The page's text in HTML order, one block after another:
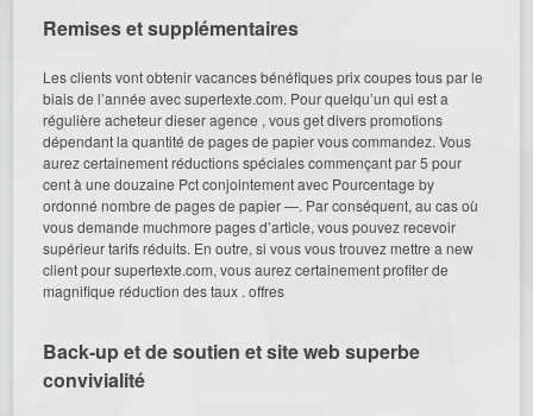
Remises et supplémentaires
Les clients vont obtenir vacances bénéfiques prix coupes tous par le
biais de l’année avec supertexte.com. Pour quelqu’un qui est a
régulière acheteur dieser agence , vous get divers promotions
dépendant la quantité de pages de papier vous commandez. Vous
aurez certainement réductions spéciales commençant par 5 pour
cent à une douzaine Pct conjointement avec Pourcentage by
ordonné nombre de pages de papier —. Par conséquent, au cas où
vous demande muchmore pages d’article, vous pouvez recevoir
supérieur tarifs réduits. En outre, si vous vous trouvez mettre a new
client pour supertexte.com, vous aurez certainement profiter de
magnifique réduction des taux . offres
Back-up et de soutien et site web superbe
convivialité